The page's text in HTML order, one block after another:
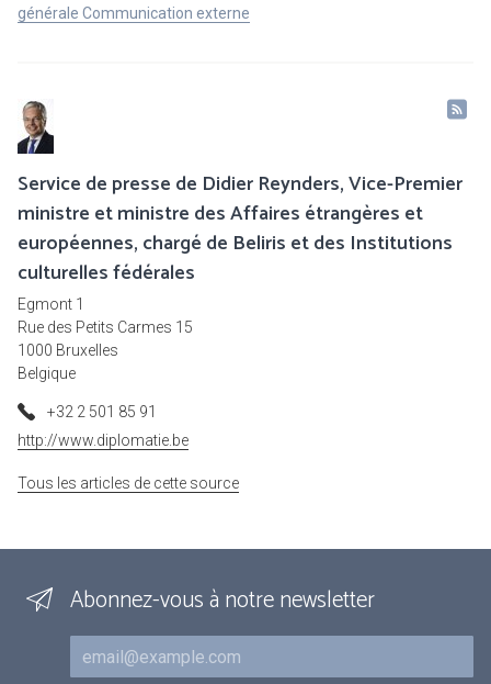
générale Communication externe
Service de presse de Didier Reynders, Vice-Premier
ministre et ministre des Affaires étrangères et
européennes, chargé de Beliris et des Institutions
culturelles fédérales
Egmont 1
Rue des Petits Carmes 15
1000 Bruxelles
Belgique
+32 2 501 85 91
http://www.diplomatie.be
Tous les articles de cette source
Abonnez-vous à notre newsletter
Courriel